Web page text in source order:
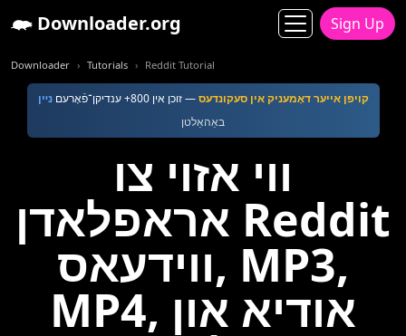
Downloader.org Sign Up
Downloader Tutorials Reddit Tutorial
קויפן אייער דאָמעניק אין סעקונדעס— זוכן אין 800+ ענדיקן־פֿאָרעם
נײן
באַהאַלטן
ווי אזוי צו
אראפלאדן Reddit
ווידעאס, MP3,
MP4, אודיא און